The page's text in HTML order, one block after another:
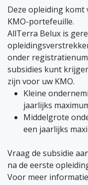
Deze opleiding
KMO-portefeuille.
AllTerra Belux is
onder
subsidies kunt
zijn voor uw KMO.
Kleine
jaarlijks
Middelgrote
een jaarlijks
Vraag de subsidie
na de eerste
Voor meer